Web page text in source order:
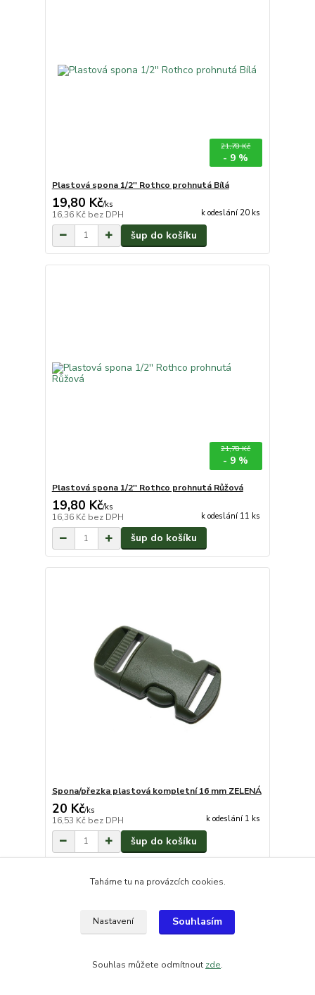
21,78 Kč
- 9 %
Plastová spona 1/2'' Rothco prohnutá Bílá
19,80 Kč/ks
16,36 Kč bez DPH k odeslání 20 ks
šup do košíku
21,78 Kč
- 9 %
Plastová spona 1/2'' Rothco prohnutá Růžová
19,80 Kč/ks
16,36 Kč bez DPH k odeslání 11 ks
šup do košíku
Spona/přezka plastová kompletní 16 mm ZELENÁ
20 Kč/ks
16,53 Kč bez DPH k odeslání 1 ks
šup do košíku
Taháme tu na provázcích cookies.
Nastavení Souhlasím
Souhlas můžete odmítnout zde.